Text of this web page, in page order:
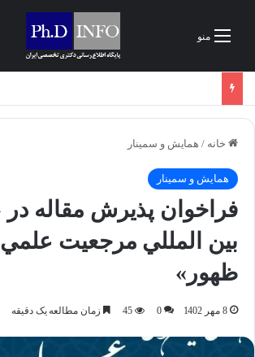
منو
خانه / همایش و سمینار
همایش و سمینار
فراخوان پذیرش مقاله
بين المللي مرجعيت
ظهور»
8 مهر 1402 0
45 زمان مطالعه یک دقیقه